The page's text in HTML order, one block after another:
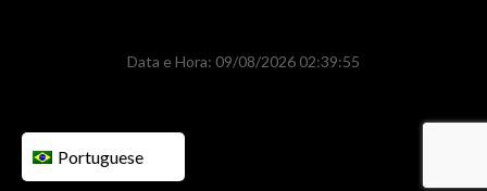
Data e Hora: 09/08/2026 02:39:55
Portuguese